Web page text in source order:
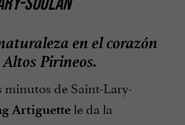
en el corazón
Pirineos.
minutos de Saint-Lary-
Artiguette le da la